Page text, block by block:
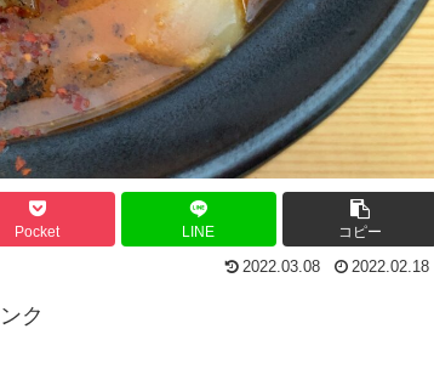
Pocket LINE コピー
2022.03.08 2022.02.18
ク